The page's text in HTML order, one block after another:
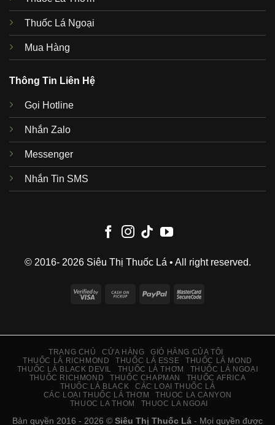
Thuốc Lá Ngoại
Mua Hàng
Thông Tin Liên Hệ
Gọi Hotline
Nhắn Zalo
Messenger
Nhắn Tin SMS
Visa
Cash
PayPal MasterCard
© 2016- 2026 Siêu Thị Thuốc Lá • All right reserved.
TRANG CHỦ CỬA HÀNG
GIỎ HÀNG CỦA TÔI
THUỐC LÁ RICHMOND
THUỐC LÁ ESSE
THUỐC LÁ MOND
THUỐC LÁ BLACK DEVIL
THUỐC LÁ THƠM
THUỐC LÁ NGOẠI
THUỐC RICHMOND
THUỐC CHAPMAN
THUỐC AFRICA
THUỐC LÁ BLACK
CÁC LOẠI THUỐC LÁ
CÁC LOẠI THUỐC LÁ THƠM
THUOC LA CANYON
THUOC LA THOM
THUOC LA NGOAI
Bản quyền 2016 - 2026 © Siêu Thị Thuốc Lá - Mọi quyền được